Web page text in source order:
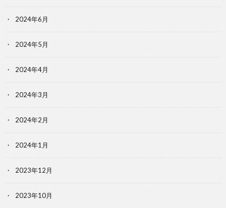
2024年6月
2024年5月
2024年4月
2024年3月
2024年2月
2024年1月
2023年12月
2023年10月